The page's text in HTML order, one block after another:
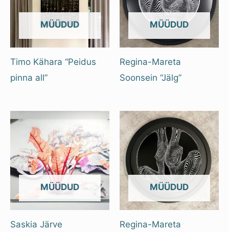
OUT OF STOCK
Timo Kähara “Peidus
pinna all”
OUT OF STOCK
Regina-Mareta
Soonsein “Jälg”
OUT OF STOCK
Saskia Järve
OUT OF STOCK
Regina-Mareta